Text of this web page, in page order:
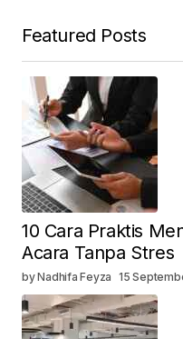
Featured Posts
10 Cara Praktis
Acara Tanpa Stres
by Nadhifa Feyza 15